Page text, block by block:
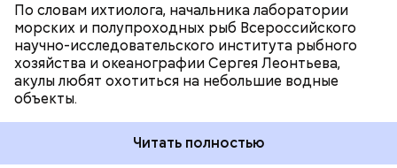
По словам ихтиолога, начальника лаборатории
морских и полупроходных рыб Всероссийского
научно-исследовательского института рыбного
хозяйства и океанографии Сергея Леонтьева,
акулы любят охотиться на небольшие водные
объекты.
Читать полностью
гидом.
— Ко всем этим рейтингам и часам нужно
относиться скептически, ведь все эти оценки
экспертов, заключения, предположения
ангажированы. Такие заявления кому-то выгодны,
— пояснил эксперт.